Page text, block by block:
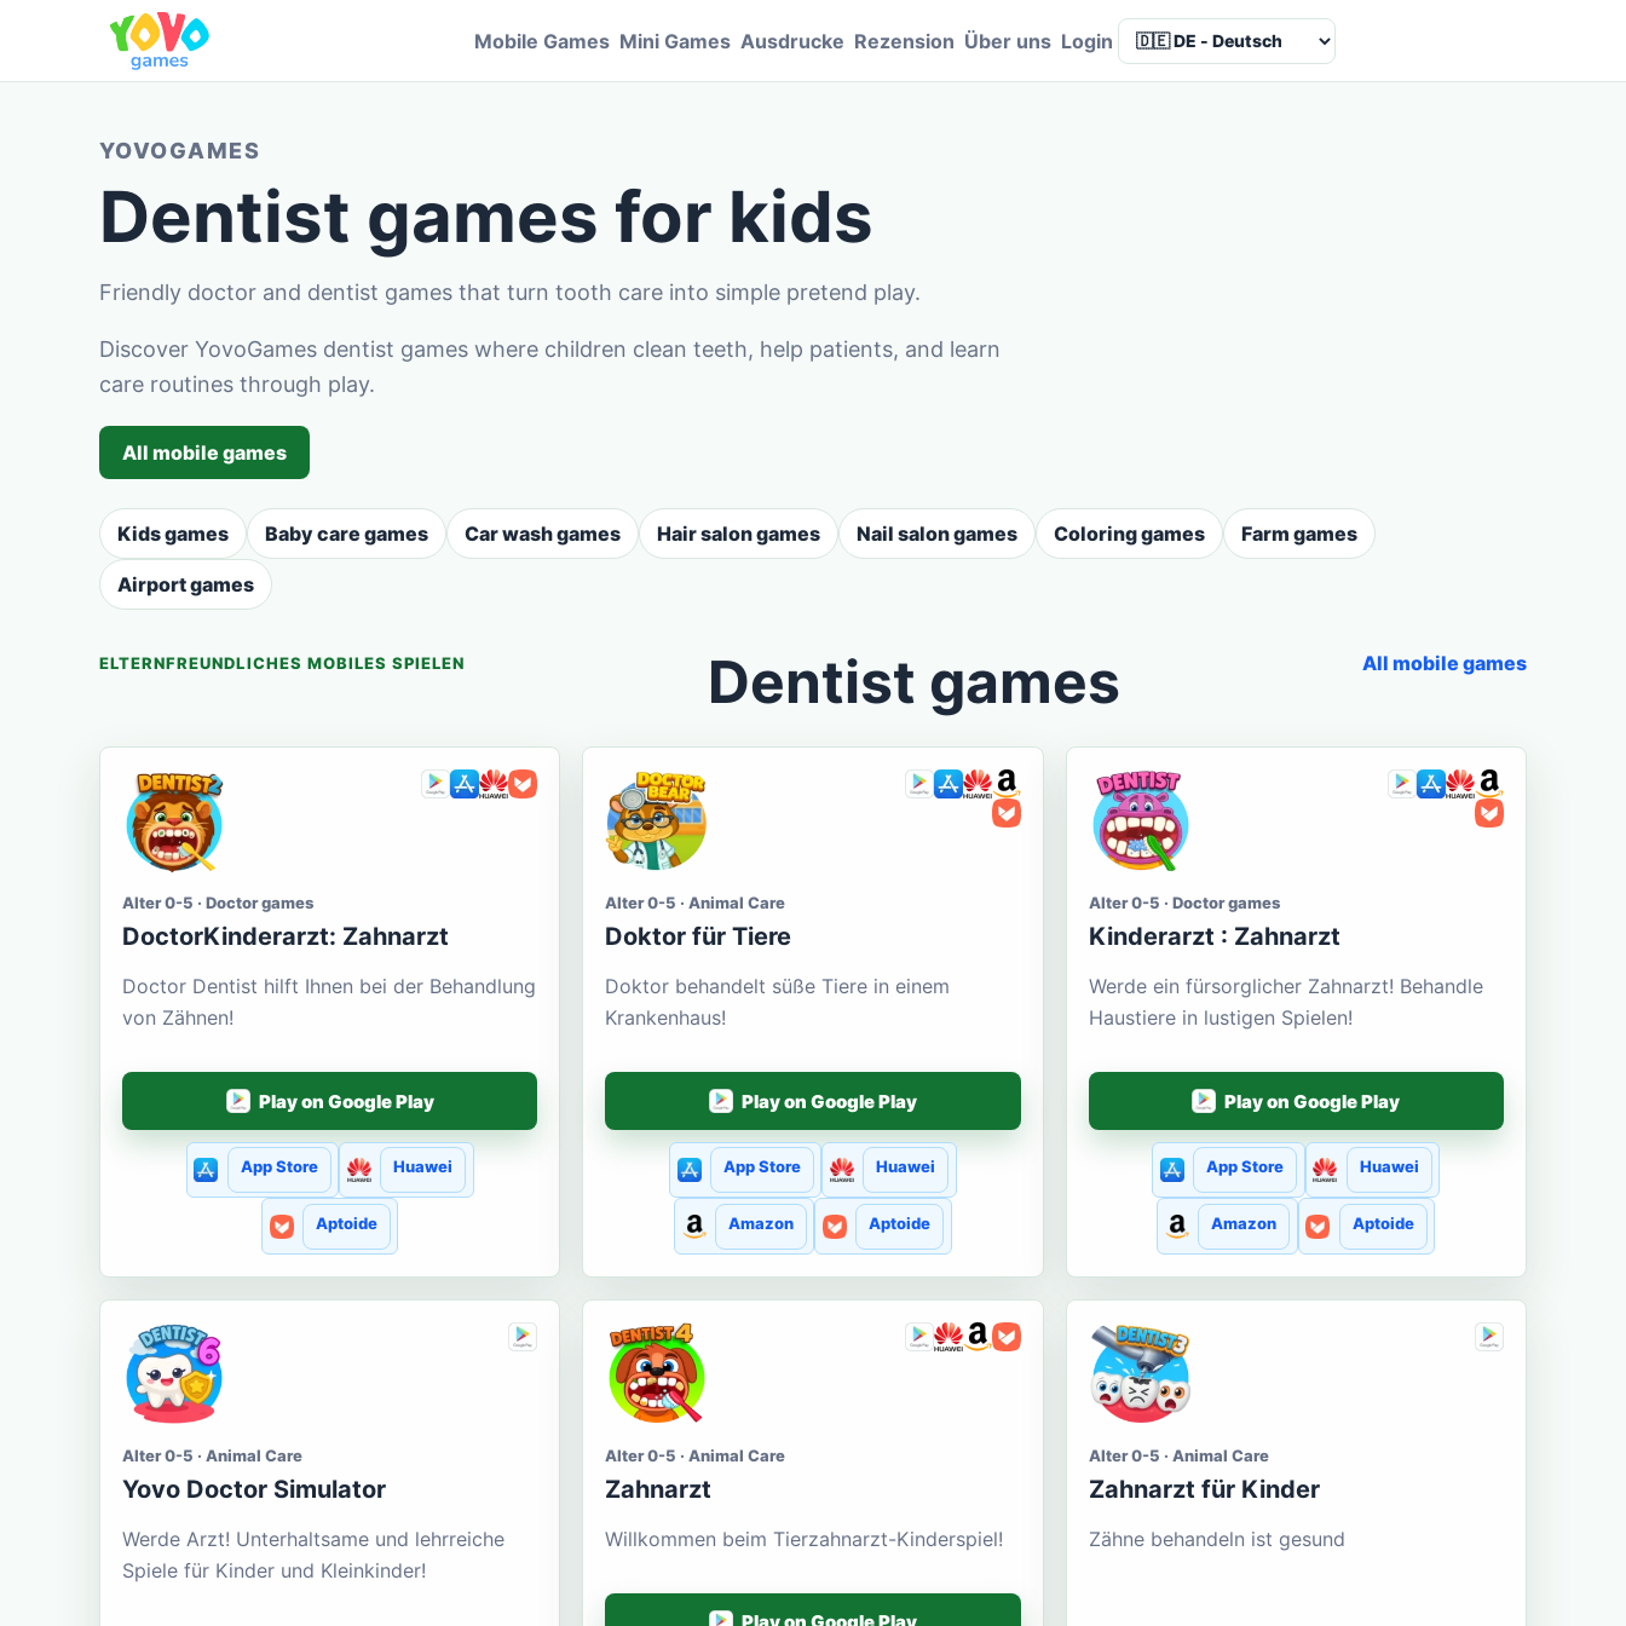
Mobile Games Mini Games Ausdrucke Rezension Über uns Login Language
YOVOGAMES
Dentist games for kids
Friendly doctor and dentist games that turn tooth care into simple pretend play.
Discover YovoGames dentist games where children clean teeth, help patients, and learn
care routines through play.
All mobile games
Kids games Baby care games Car wash games Hair salon games Nail salon games Coloring games Farm games
Airport games
ELTERNFREUNDLICHES MOBILES SPIELEN Dentist games All mobile games
Alter 0-5 · Doctor games
DoctorKinderarzt: Zahnarzt
Doctor Dentist hilft Ihnen bei der Behandlung
von Zähnen!
Play on Google Play
App Store Huawei
Aptoide
Alter 0-5 · Animal Care
Doktor für Tiere
Doktor behandelt süße Tiere in einem
Krankenhaus!
Play on Google Play
App Store Huawei
Amazon Aptoide
Alter 0-5 · Doctor games
Kinderarzt : Zahnarzt
Werde ein fürsorglicher Zahnarzt! Behandle
Haustiere in lustigen Spielen!
Play on Google Play
App Store Huawei
Amazon Aptoide
Alter 0-5 · Animal Care
Yovo Doctor Simulator
Werde Arzt! Unterhaltsame und lehrreiche
Spiele für Kinder und Kleinkinder!
Alter 0-5 · Animal Care
Zahnarzt
Willkommen beim Tierzahnarzt-Kinderspiel!
Alter 0-5 · Animal Care
Zahnarzt für Kinder
Zähne behandeln ist gesund